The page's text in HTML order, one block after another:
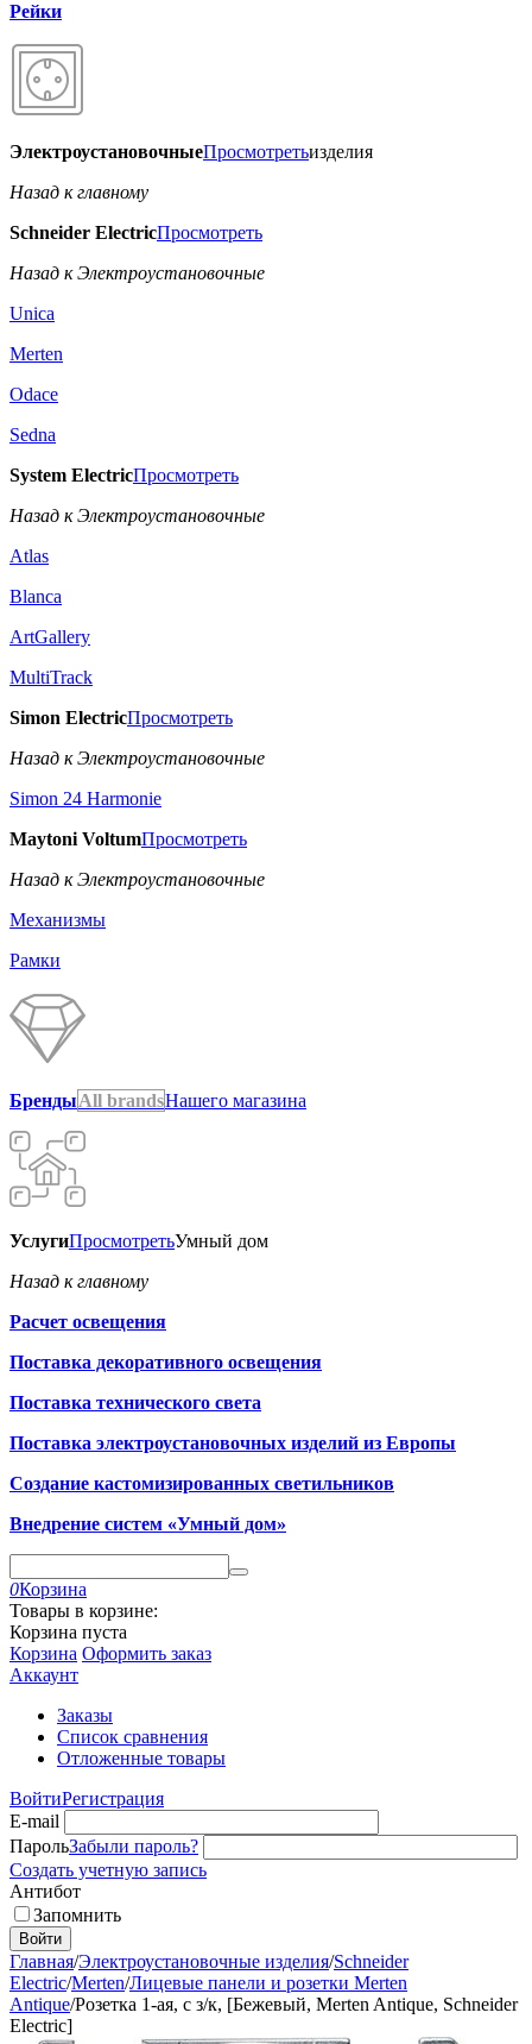
Рейки
ЭлектроустановочныеПросмотретьизделия
Назад к главному
Schneider ElectricПросмотреть
Назад к Электроустановочные
Unica
Merten
Odace
Sedna
System ElectricПросмотреть
Назад к Электроустановочные
Atlas
Blanca
ArtGallery
MultiTrack
Simon ElectricПросмотреть
Назад к Электроустановочные
Simon 24 Harmonie
Maytoni VoltumПросмотреть
Назад к Электроустановочные
Механизмы
Рамки
БрендыAll brandsНашего магазина
УслугиПросмотретьУмный дом
Назад к главному
Расчет освещения
Поставка декоративного освещения
Поставка технического света
Поставка электроустановочных изделий из Европы
Создание кастомизированных светильников
Внедрение систем «Умный дом»
0Корзина
Товары в корзине:
Корзина пуста
Корзина Оформить заказ
Аккаунт
Заказы
Список сравнения
Отложенные товары
ВойтиРегистрация
E-mail
ПарольЗабыли пароль?
Создать учетную запись
Антибот
Запомнить
Войти
Главная/Электроустановочные изделия/Schneider
Electric/Merten/Лицевые панели и розетки Merten
Antique/Розетка 1-ая, с з/к, [Бежевый, Merten Antique, Schneider
Electric]